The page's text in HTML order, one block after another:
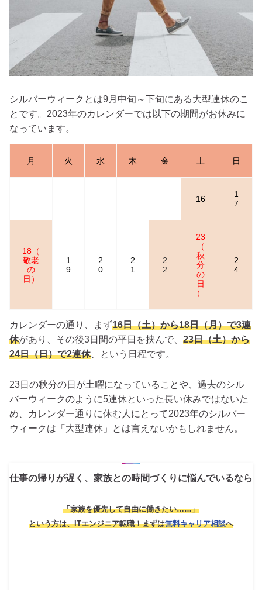
シルバーウィークとは9月中旬～下旬にある大型連休のこ
とです。2023年のカレンダーでは以下の期間がお休みに
なっています。
月 火 水 木 金 土 日
16
1
7
18（
敬老
の
日）
1
9
2
0
2
1
2
2
23
（
秋
分
の
日
）
2
4
カレンダーの通り、まず16日（土）から18日（月）で3連
休があり、その後3日間の平日を挟んで、 23日（土）から
24日（日）で2連休、という日程です。
23日の秋分の日が土曜になっていることや、過去のシル
バーウィークのように5連休といった長い休みではないた
め、カレンダー通りに休む人にとって2023年のシルバー
ウィークは「大型連休」とは言えないかもしれません。
仕事の帰りが遅く、家族との時間づくりに悩んでいるなら
「家族を優先して自由に働きたい……」
という方は、ITエンジニア転職！まずは無料キャリア相談へ